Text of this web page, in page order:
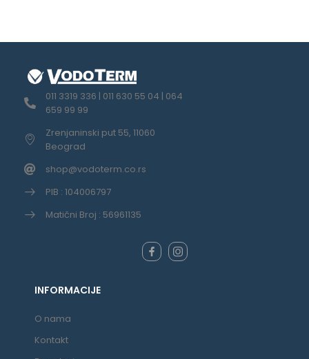
011 3319 336 | 011 630 55 04 | 064
659 99 99
Zrenjaninski put 55, 11060
Beograd
shop@vodoterm.co.rs
PIB : 104006797
Matični Broj : 56961135
INFORMACIJE
O nama
Kontakt